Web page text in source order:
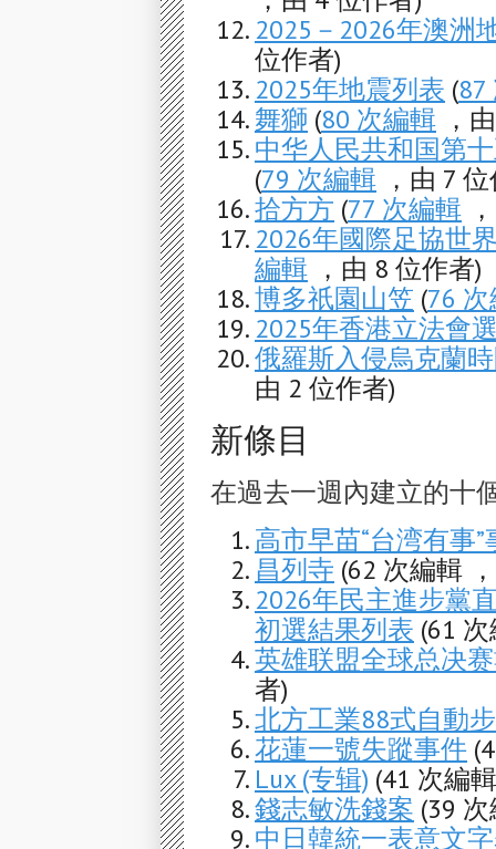
2025－2026年澳洲
位作者)
2025年地震列表 (87
舞獅 (80 次編輯 ，
中华人民共和国第
(79 次編輯 ，由 7
拾方方 (77 次編輯
2026年國際足協世
編輯 ，由 8 位作者)
博多祇園山笠 (76
2025年香港立法會
俄羅斯入侵烏克蘭
由 2 位作者)
新條目
在過去一週內建立的十
高市早苗“台湾有事”
昌列寺 (62 次編輯
2026年民主進步黨
初選結果列表 (61
英雄联盟全球总决
者)
北方工業88式自動
花蓮一號失蹤事件
Lux (专辑) (41 次編
錢志敏洗錢案 (39
中日韓統一表意文